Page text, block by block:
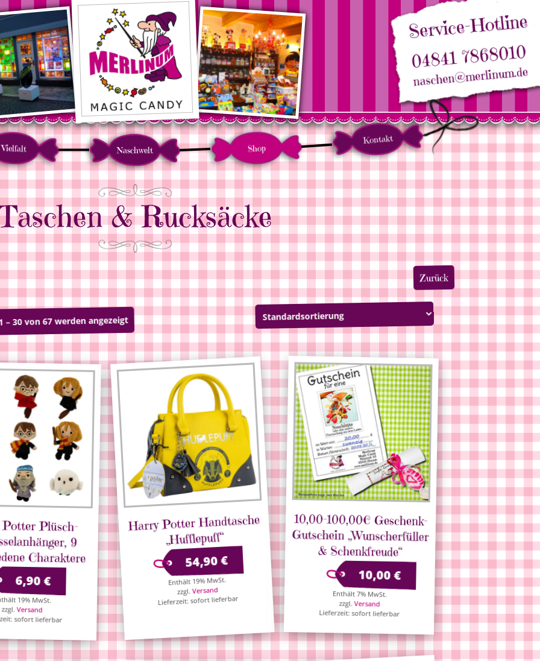
Service-Hotline
04841 7868010
naschen@merlinum.de
Vielfalt Naschwelt Shop
Kontakt
& Rucksäcke
Zurück
– 30 von 67 werden angezeigt
Plüsch-
9
Charaktere
6,90€
19% MwSt.
zzgl.Versand
sofort lieferbar
Harry Potter Handtasche
„Hufflepuff“
54,90€
Enthält 19% MwSt.
zzgl.Versand
Lieferzeit: sofort lieferbar
10,00-100,00€ Geschenk-
Gutschein „Wunscherfüller
& Schenkfreude“
10,00€
Enthält 7% MwSt.
zzgl.Versand
Lieferzeit: sofort lieferbar